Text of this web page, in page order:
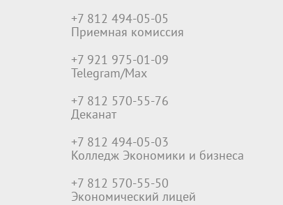
+7 812 494-05-05
Приемная комиссия
+7 921 975-01-09
Telegram/Max
+7 812 570-55-76
Деканат
+7 812 494-05-03
Колледж Экономики и бизнеса
+7 812 570-55-50
Экономический лицей